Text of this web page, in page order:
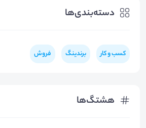
دسته‌بندی‌ها
کسب و کار برندینگ فروش
هشتگ‌ها